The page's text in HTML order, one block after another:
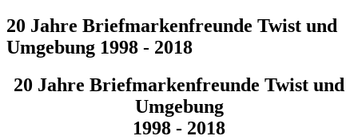
20 Jahre Briefmarkenfreunde Twist und
Umgebung 1998 - 2018
20 Jahre Briefmarkenfreunde Twist und
Umgebung
1998 - 2018